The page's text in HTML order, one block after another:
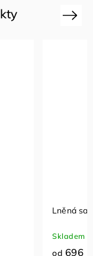
Lněná
Skladem
od 696
Next